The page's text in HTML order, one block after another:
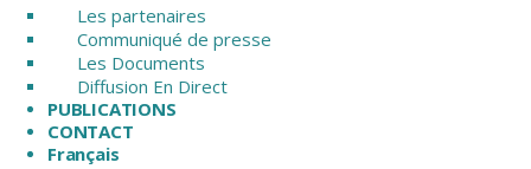
Les partenaires
Communiqué de presse
Les Documents
Diffusion En Direct
PUBLICATIONS
CONTACT
Français